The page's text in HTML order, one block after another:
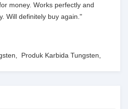
money. Works perfectly and
Will definitely buy again."
Produk Karbida Tungsten